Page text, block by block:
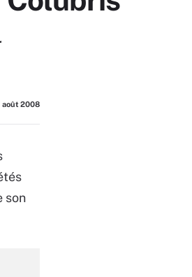
août 2008
son